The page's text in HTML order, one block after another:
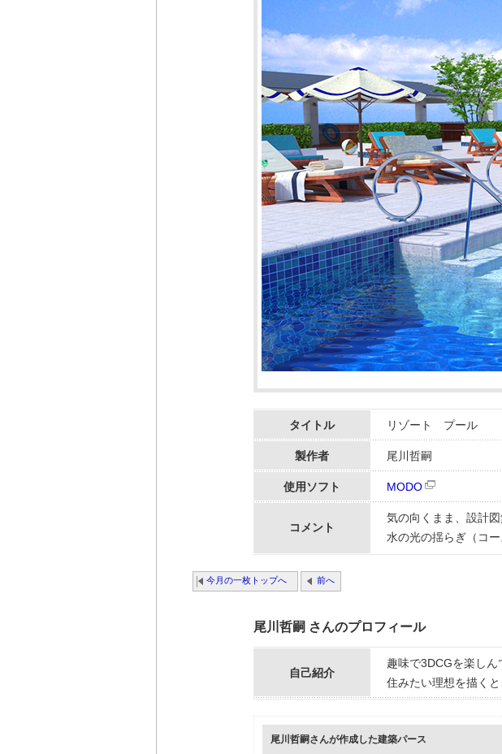
タイトル リゾート プール
製作者 尾川哲嗣
使用ソフト MODO
コメント
気の向くまま、設計
水の光の揺らぎ（コ
今月の一枚トップへ 前へ
尾川哲嗣 さんのプロフィール
自己紹介
趣味で3DCGを楽しん
住みたい理想を描く
尾川哲嗣さんが作成した建築パース